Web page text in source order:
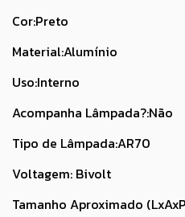
Cor:Preto
Material:Alumínio
Uso:Interno
Acompanha Lâmpada?:Não
Tipo de Lâmpada:AR70
Voltagem: Bivolt
Tamanho Aproximado